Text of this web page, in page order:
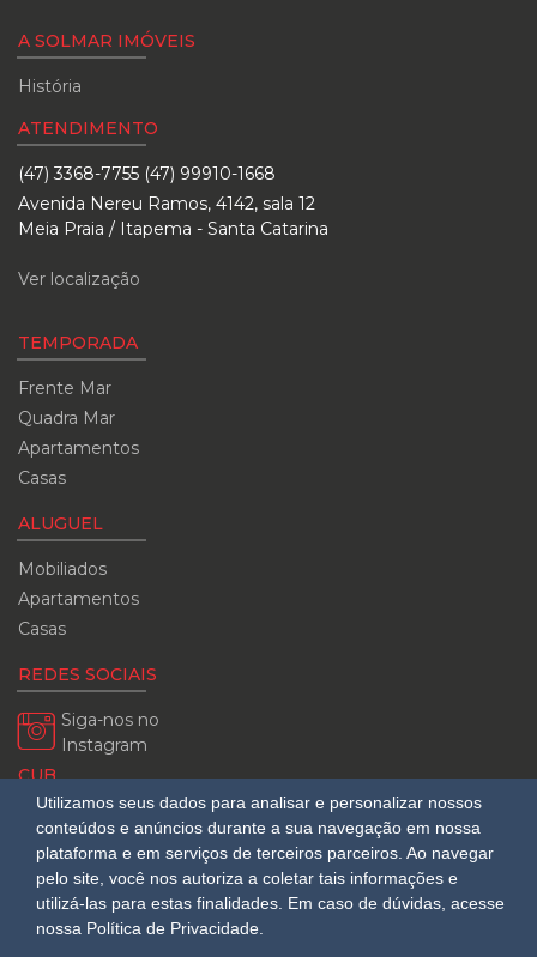
Utilizamos seus dados para analisar e personalizar nossos
conteúdos e anúncios durante a sua navegação em nossa
plataforma e em serviços de terceiros parceiros. Ao navegar
pelo site, você nos autoriza a coletar tais informações e
utilizá-las para estas finalidades. Em caso de dúvidas, acesse
nossa Política de Privacidade.
A SOLMAR IMÓVEIS
História
ATENDIMENTO
(47) 3368-7755 (47) 99910-1668
Avenida Nereu Ramos, 4142, sala 12
Meia Praia / Itapema - Santa Catarina
Ver localização
TEMPORADA
Frente Mar
Quadra Mar
Apartamentos
Casas
ALUGUEL
Mobiliados
Apartamentos
Casas
REDES SOCIAIS
Siga-nos no
Instagram
CUB
08/2026
R$ 3.151,24